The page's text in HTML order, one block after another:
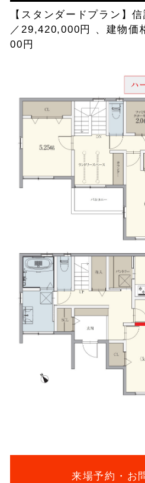
【スタンダードプラン】
／29,420,000円 、建物価
00円
来場予約・お